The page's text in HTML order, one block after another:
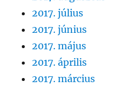
2017. július
2017. június
2017. május
2017. április
2017. március